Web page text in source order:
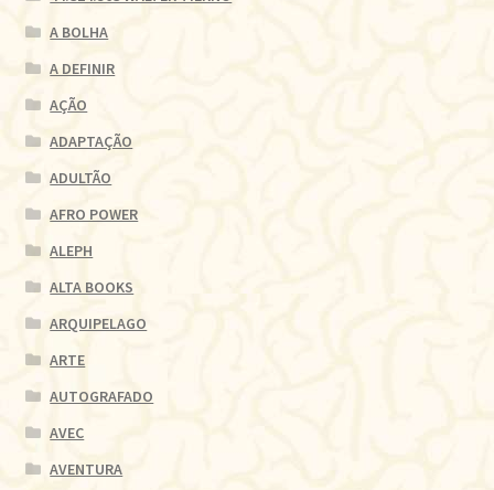
A BOLHA
A DEFINIR
AÇÃO
ADAPTAÇÃO
ADULTÃO
AFRO POWER
ALEPH
ALTA BOOKS
ARQUIPELAGO
ARTE
AUTOGRAFADO
AVEC
AVENTURA